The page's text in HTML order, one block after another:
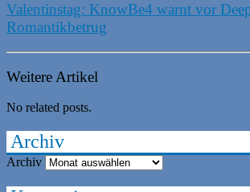
Valentinstag: KnowBe4 warnt vor
Romantikbetrug
Weitere Artikel
No related posts.
Archiv
Archiv